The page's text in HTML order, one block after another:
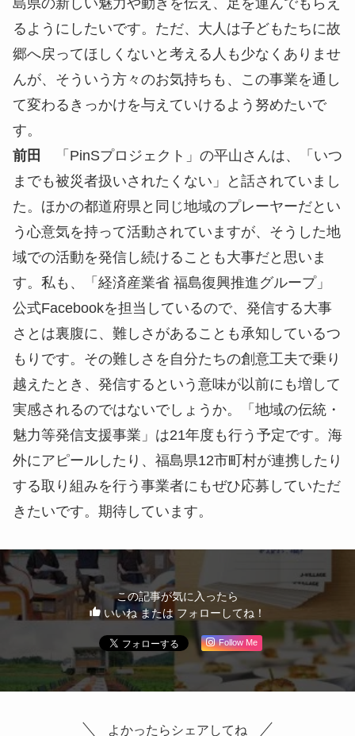
るようにしたいです。ただ、大人は子どもたちに故
郷へ戻ってほしくないと考える人も少なくありませ
んが、そういう方々のお気持ちも、この事業を通し
て変わるきっかけを与えていけるよう努めたいで
す。
前田
「PinSプロジェクト」の平山さんは、「いつ
までも被災者扱いされたくない」と話されていまし
た。ほかの都道府県と同じ地域のプレーヤーだとい
う心意気を持って活動されていますが、そうした地
域での活動を発信し続けることも大事だと思いま
す。私も、「経済産業省 福島復興推進グループ」
公式Facebookを担当しているので、発信する大事
さとは裏腹に、難しさがあることも承知しているつ
もりです。その難しさを自分たちの創意工夫で乗り
越えたとき、発信するという意味が以前にも増して
実感されるのではないでしょうか。「地域の伝統・
魅力等発信支援事業」は21年度も行う予定です。海
外にアピールしたり、福島県12市町村が連携したり
する取り組みを行う事業者にもぜひ応募していただ
きたいです。期待しています。
この記事が気に入ったら
いいね または フォローしてね！
Follow Me
よかったらシェアしてね